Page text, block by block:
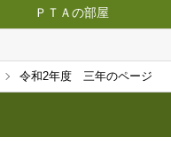
ＰＴＡの部屋
令和2年度 三年のページ